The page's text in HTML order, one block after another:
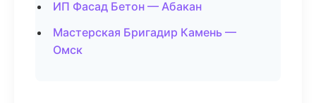
ИП Фасад Бетон — Абакан
Мастерская Бригадир Камень —
Омск